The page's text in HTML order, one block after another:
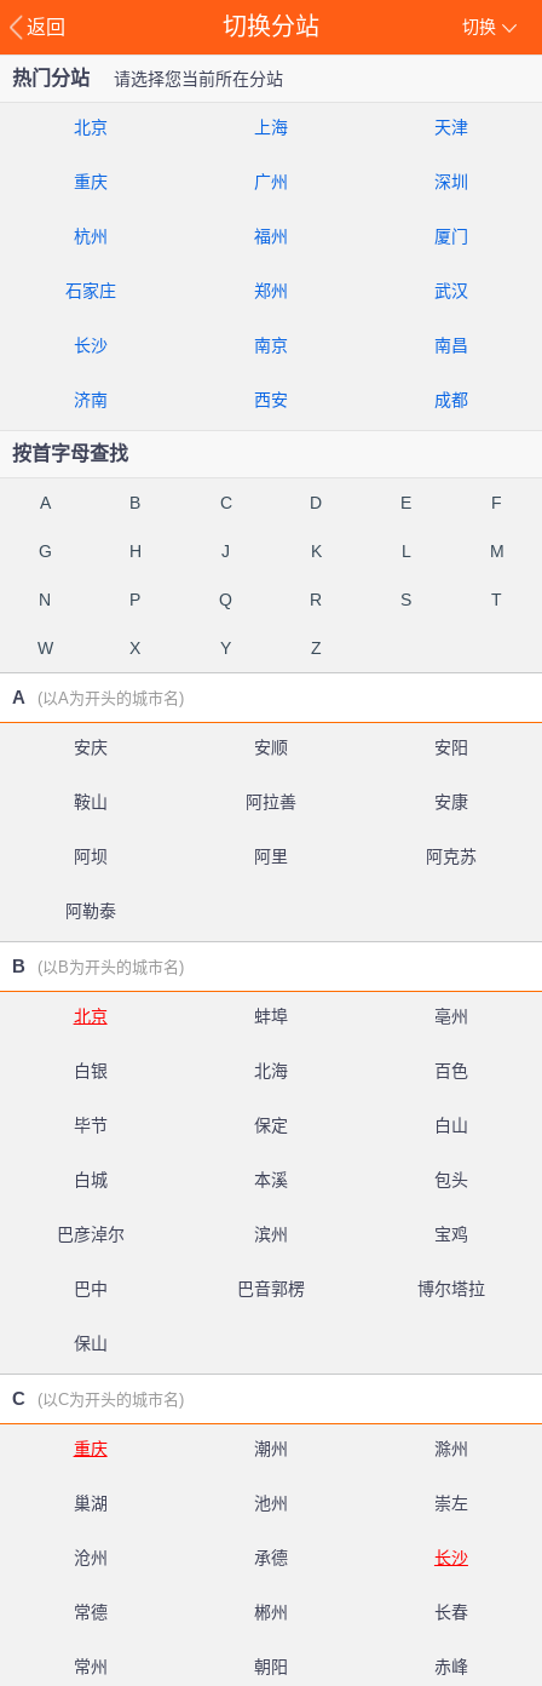
返回 切换
切换分站
热门分站 请选择您当前所在分站
北京 上海 天津
重庆 广州 深圳
杭州 福州 厦门
石家庄 郑州 武汉
长沙 南京 南昌
济南 西安 成都
按首字母查找
A B C D E F
G H J K L M
N P Q R S T
W X Y Z
A (以A为开头的城市名)
安庆 安顺 安阳
鞍山 阿拉善 安康
阿坝 阿里 阿克苏
阿勒泰
B (以B为开头的城市名)
北京 蚌埠 亳州
白银 北海 百色
毕节 保定 白山
白城 本溪 包头
巴彦淖尔 滨州 宝鸡
巴中 巴音郭楞 博尔塔拉
保山
C (以C为开头的城市名)
重庆 潮州 滁州
巢湖 池州 崇左
沧州 承德 长沙
常德 郴州 长春
常州 朝阳 赤峰